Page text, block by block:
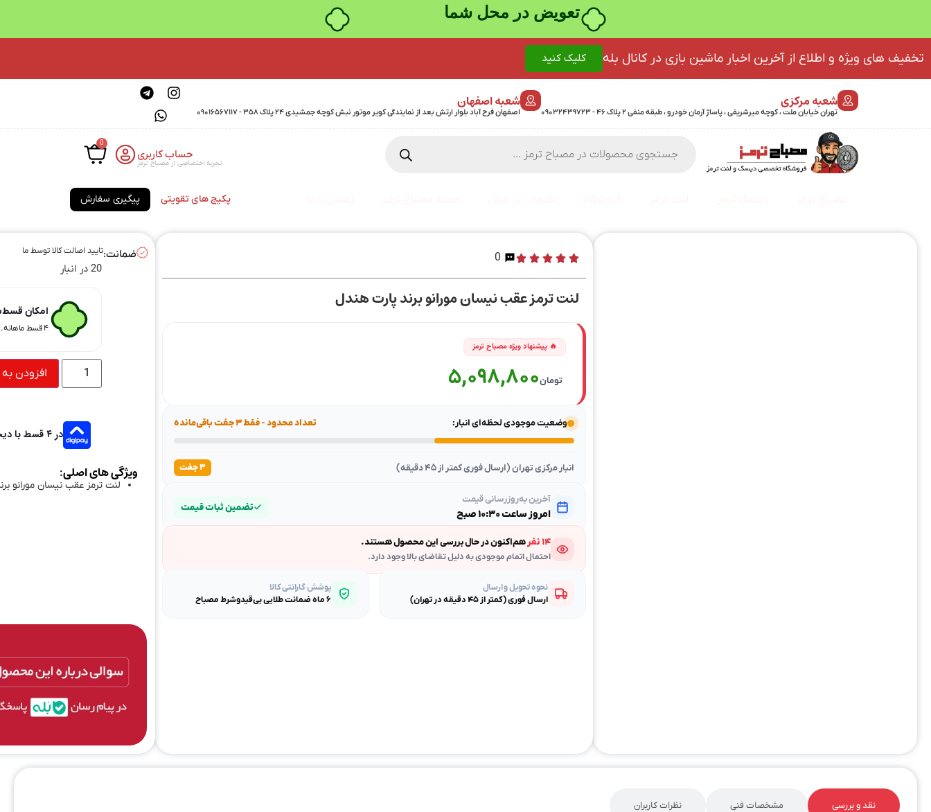
تعویض در محل شما
تخفیف های ویژه و اطلاع از آخرین اخبار ماشین بازی در کانال بله کلیک کنید
شعبه مرکزی
تهران خیابان ملت ، کوچه میرشریفی ، پاساژ آرمان خودرو ، طبقه منفی 2 پلاک 46 - 09032439723
شعبه اصفهان
اصفهان فرح آباد بلوار ارتش بعد از نمایندگی کویر موتور نبش کوچه جمشیدی 24 پلاک 358 - 09016567117
حساب کاربری
تجربه اختصاصی از مصباح ترمز
0
پکیج های تقویتی پیگیری سفارش
0
لنت ترمز عقب نیسان مورانو برند پارت هندل
تومان5,098,800
وضعیت موجودی لحظه‌ای انبار: تعداد محدود - فقط ۳ جفت باقی‌مانده
انبار مرکزی تهران (ارسال فوری کمتر از ۴۵ دقیقه) ۳ جفت
آخرین به‌روزرسانی قیمت
امروز ساعت ۱۰:۳۰ صبح
تضمین ثبات قیمت
۱۴ نفر هم‌اکنون در حال بررسی این محصول هستند.
احتمال اتمام موجودی به دلیل تقاضای بالا وجود دارد.
نحوه تحویل و ارسال
ارسال فوری (کمتر از ۴۵ دقیقه در تهران)
پوشش گارانتی کالا
۶ ماه ضمانت طلایی بی‌قیدوشرط مصباح
ضمانت:تایید اصالت کالا توسط ما
20 در انبار
امکان
۴ قسط ماهانه. بدون سود، چک و ضامن.
افزودن
در ۴ قسط با دیجی‌پی
ویژگی های اصلی:
لنت ترمز عقب نیسان مورانو
نقد و بررسی مشخصات فنی نظرات کاربران